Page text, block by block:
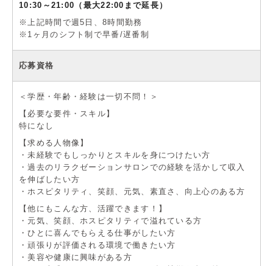
10:30～21:00（最大22:00まで延長）
※上記時間で週5日、8時間勤務
※1ヶ月のシフト制で早番/遅番制
応募資格
＜学歴・年齢・経験は一切不問！＞
【必要な要件・スキル】
特になし
【求める人物像】
・未経験でもしっかりとスキルを身につけたい方
・過去のリラクゼーションサロンでの経験を活かして収入
を伸ばしたい方
・ホスピタリティ、笑顔、元気、素直さ、向上心のある方
【他にもこんな方、活躍できます！】
・元気、笑顔、ホスピタリティで溢れている方
・ひとに喜んでもらえる仕事がしたい方
・頑張りが評価される環境で働きたい方
・美容や健康に興味がある方